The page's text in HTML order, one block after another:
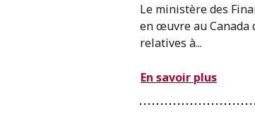
Le ministère des
en œuvre au Canada
relatives à...
En savoir plus